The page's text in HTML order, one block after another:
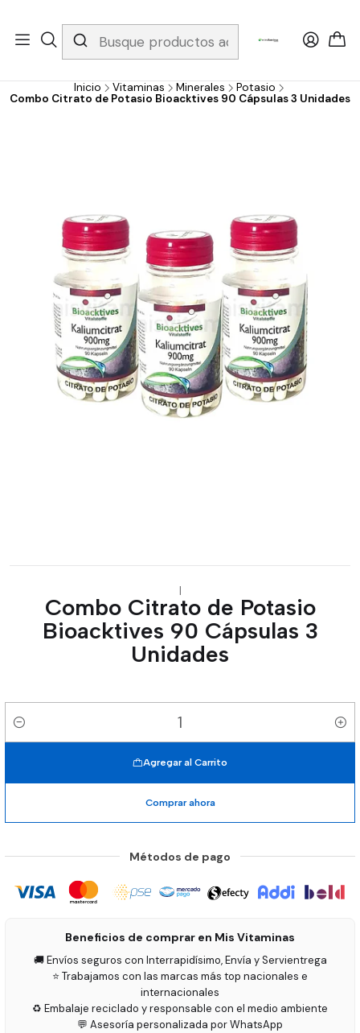
Whatsapp 3229079958/ Fijo 6019251796 / Envios a todo el país y
gratis apartir de 199.000!
Inicio Vitaminas Minerales
Potasio
Combo Citrato de Potasio Bioacktives 90 Cápsulas 3 Unidades
|
Combo Citrato de Potasio
Bioacktives 90 Cápsulas 3
Unidades
Cantidad
Agregar al Carrito
Comprar ahora
Métodos de pago
Beneficios de comprar en Mis Vitaminas
🚚 Envíos seguros con Interrapidísimo, Envía y Servientrega
⭐ Trabajamos con las marcas más top nacionales e
internacionales
♻️ Embalaje reciclado y responsable con el medio ambiente
💬 Asesoría personalizada por WhatsApp